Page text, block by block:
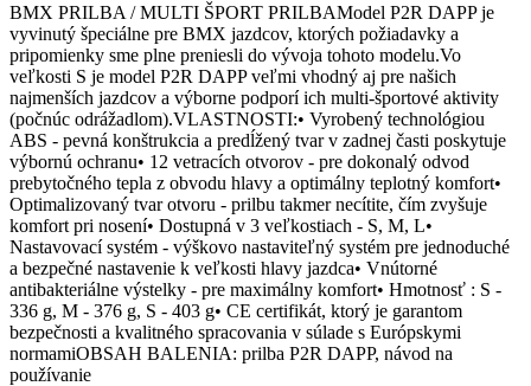
BMX PRILBA / MULTI ŠPORT PRILBAModel P2R DAPP je
vyvinutý špeciálne pre BMX jazdcov, ktorých požiadavky a
pripomienky sme plne preniesli do vývoja tohoto modelu.Vo
veľkosti S je model P2R DAPP veľmi vhodný aj pre našich
najmenších jazdcov a výborne podporí ich multi-športové aktivity
(počnúc odrážadlom).VLASTNOSTI:• Vyrobený technológiou
ABS - pevná konštrukcia a predĺžený tvar v zadnej časti poskytuje
výbornú ochranu• 12 vetracích otvorov - pre dokonalý odvod
prebytočného tepla z obvodu hlavy a optimálny teplotný komfort•
Optimalizovaný tvar otvoru - prilbu takmer necítite, čím zvyšuje
komfort pri nosení• Dostupná v 3 veľkostiach - S, M, L•
Nastavovací systém - výškovo nastaviteľný systém pre jednoduché
a bezpečné nastavenie k veľkosti hlavy jazdca• Vnútorné
antibakteriálne výstelky - pre maximálny komfort• Hmotnosť : S -
336 g, M - 376 g, S - 403 g• CE certifikát, ktorý je garantom
bezpečnosti a kvalitného spracovania v súlade s Európskymi
normamiOBSAH BALENIA: prilba P2R DAPP, návod na
používanie